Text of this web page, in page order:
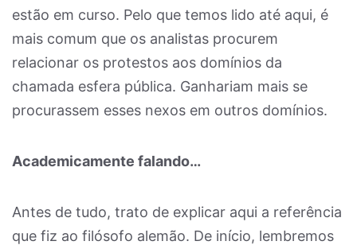
estão em curso. Pelo que temos lido até aqui, é
mais comum que os analistas procurem
relacionar os protestos aos domínios da
chamada esfera pública. Ganhariam mais se
procurassem esses nexos em outros domínios.
Academicamente falando…
Antes de tudo, trato de explicar aqui a referência
que fiz ao filósofo alemão. De início, lembremos